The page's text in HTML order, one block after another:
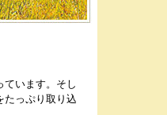
ています。そし
たっぷり取り込